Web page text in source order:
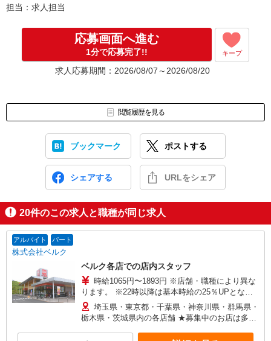
担当：求人担当
応募画面へ進む
1分で応募完了!! キープ
求人応募期間：2026/08/07～2026/08/20
閲覧履歴を見る
ブックマーク ポストする
シェアする URLをシェア
20件のこの求人と職種が同じ求人
アルバイト パート
株式会社ベルク
ベルク各店での店内スタッフ
時給1065円〜1893円 ※店舗・職種により異な
ります。 ※22時以降は基本時給の25％UPとなり
ます。 ＜パートのみ＞ ★朝9時までは基本時給＋
100円、17時以降は基本時給＋150円となります。
★日・祝日は全時間帯で時給＋100円となります。
★店舗により鮮魚手当・レジ手当があります。
埼玉県・東京都・千葉県・神奈川県・群馬県・
栃木県・茨城県内の各店舗 ★募集中のお店は多数